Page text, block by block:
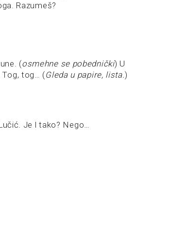
Razumeš?
(osmehne se pobednički) U
Tog, tog… (Gleda u papire, lista.)
Je l tako? Nego…